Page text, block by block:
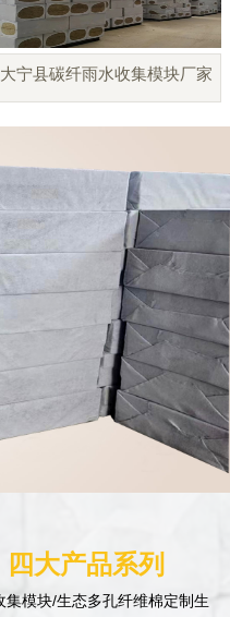
大宁县碳纤雨水收集模块厂家
大产品系列
模块/生态多孔纤维棉定制生